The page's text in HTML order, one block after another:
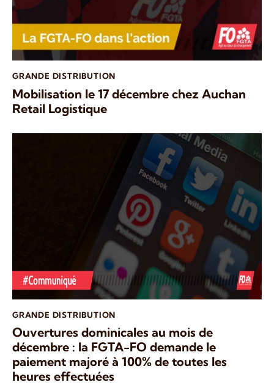
GRANDE DISTRIBUTION
Mobilisation le 17 décembre chez Auchan
Retail Logistique
GRANDE DISTRIBUTION
Ouvertures dominicales au mois de
décembre : la FGTA-FO demande le
paiement majoré à 100% de toutes les
heures effectuées